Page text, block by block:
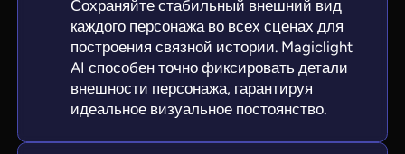
Сохраняйте стабильный внешний вид
каждого персонажа во всех сценах для
построения связной истории. Magiclight
AI способен точно фиксировать детали
внешности персонажа, гарантируя
идеальное визуальное постоянство.